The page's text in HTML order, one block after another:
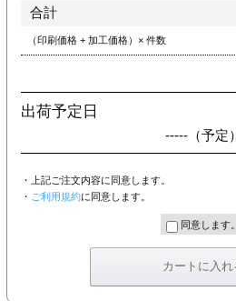
合計
（印刷価格 + 加工価格）× 件数
出荷予定日
-----（予定）
・上記ご注文内容に同意します。
・ ご利用規約に同意します。
同意します。